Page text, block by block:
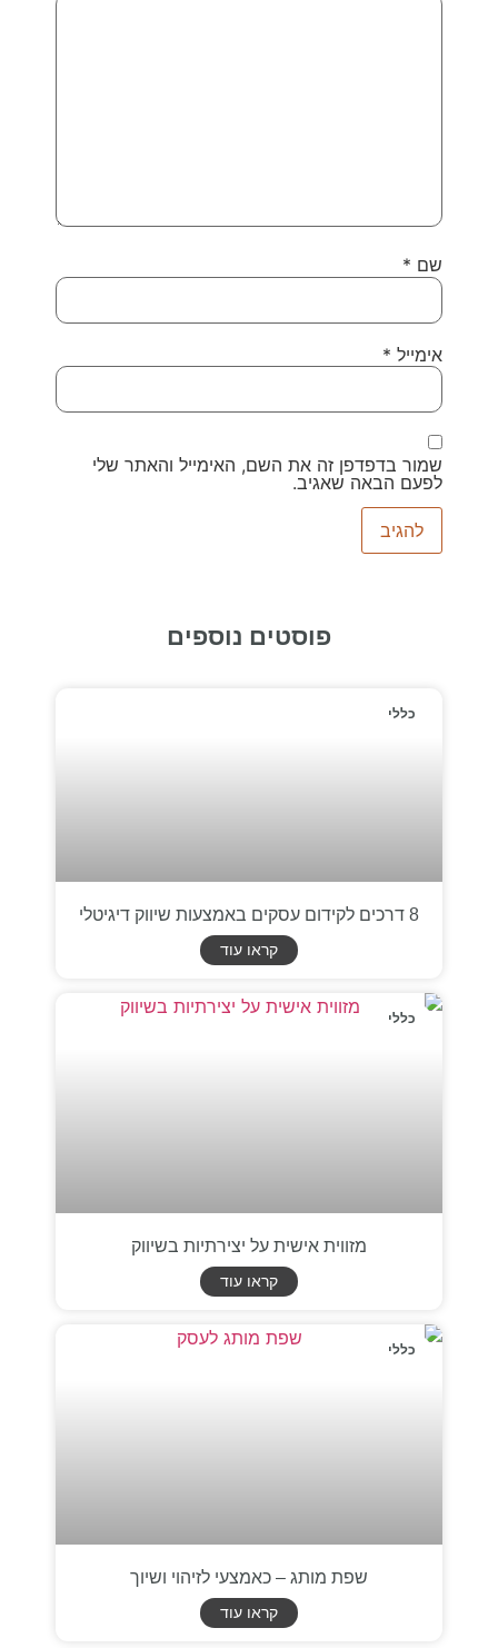
שם *
אימייל *
שמור בדפדפן זה את השם, האימייל והאתר שלי
לפעם הבאה שאגיב.
פוסטים נוספים
כללי
8 דרכים לקידום עסקים באמצעות שיווק דיגיטלי
קראו עוד
כללי
מזווית אישית על יצירתיות בשיווק
קראו עוד
כללי
שפת מותג – כאמצעי לזיהוי ושיוך
קראו עוד